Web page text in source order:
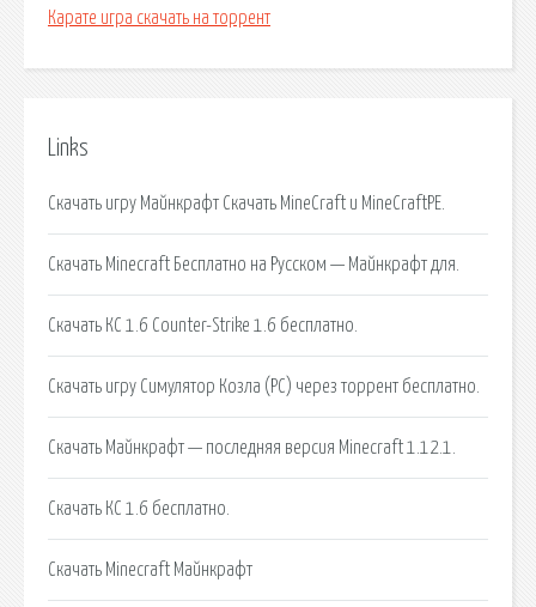
Карате игра скачать на торрент
Links
Скачать игру Майнкрафт Скачать MineCraft и MineCraftPE.
Скачать Minecraft Бесплатно на Русском — Майнкрафт для.
Скачать КС 1.6 Counter-Strike 1.6 бесплатно.
Скачать игру Симулятор Козла (PC) через торрент бесплатно.
Скачать Майнкрафт — последняя версия Minecraft 1.12.1.
Скачать КС 1.6 бесплатно.
Скачать Minecraft Майнкрафт